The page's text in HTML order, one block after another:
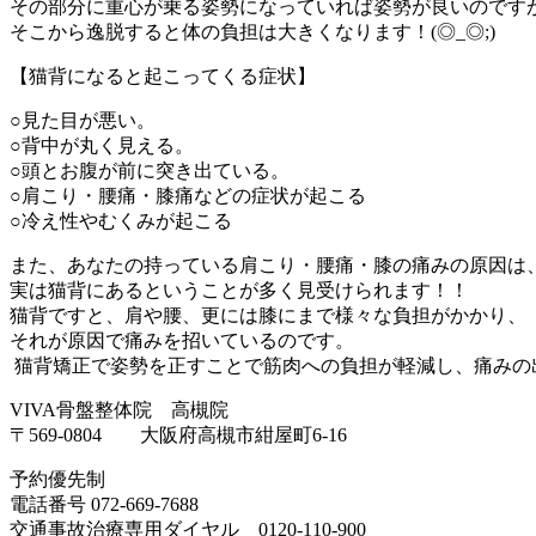
その部分に重心が乗る姿勢になっていれば姿勢が良いのです
そこから逸脱すると体の負担は大きくなります！(◎_◎;)
【猫背になると起こってくる症状】
○見た目が悪い。
○背中が丸く見える。
○頭とお腹が前に突き出ている。
○肩こり・腰痛・膝痛などの症状が起こる
○冷え性やむくみが起こる
また、あなたの持っている肩こり・腰痛・膝の痛みの原因は、
実は猫背にあるということが多く見受けられます！！
猫背ですと、肩や腰、更には膝にまで様々な負担がかかり、
それが原因で痛みを招いているのです。
猫背矯正で姿勢を正すことで筋肉への負担が軽減し、痛みの
VIVA骨盤整体院 高槻院
〒569-0804 大阪府高槻市紺屋町6-16
予約優先制
電話番号 072-669-7688
交通事故治療専用ダイヤル 0120-110-900